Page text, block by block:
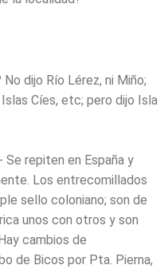
dijo Río Lérez, ni Miño;
Cíes, etc; pero dijo Isla
Se repiten en España y
Los entrecomillados
sello coloniano; son de
unos con otros y son
cambios de
de Bicos por Pta. Pierna,